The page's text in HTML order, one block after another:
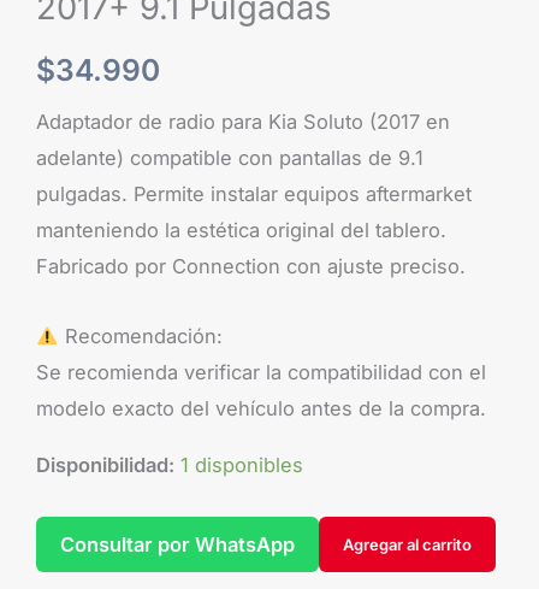
$34.990
Adaptador de radio para Kia Soluto (2017 en
adelante) compatible con pantallas de 9.1
pulgadas. Permite instalar equipos aftermarket
manteniendo la estética original del tablero.
Fabricado por Connection con ajuste preciso.
Recomendación:
Se recomienda verificar la compatibilidad con el
modelo exacto del vehículo antes de la compra.
Disponibilidad: 1 disponibles
Agregar al carrito
Consultar por WhatsApp